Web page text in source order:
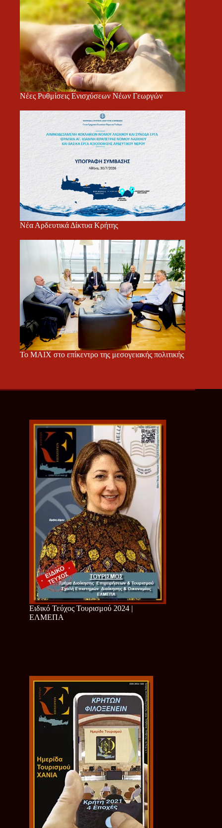
Νέες Ρυθμίσεις Ενισχύσεων Νέων Γεωργών
Νέα Αρδευτικά Δίκτυα Κρήτης
Το ΜΑΙΧ στο επίκεντρο της μεσογειακής πολιτικής
Ειδικό Τεύχος Τουρισμού 2024 |
ΕΛΜΕΠΑ